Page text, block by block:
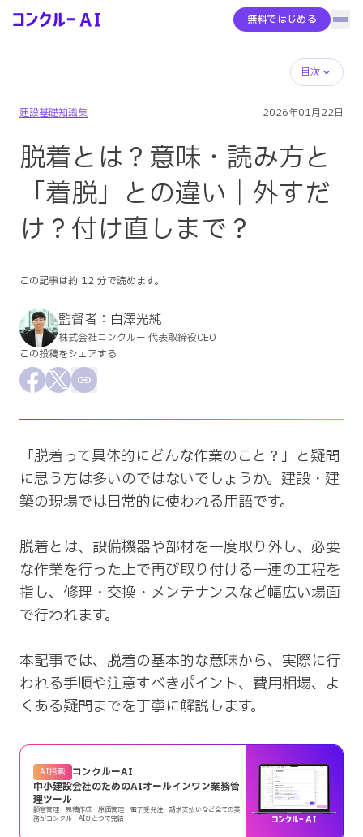
機能全体像
導入事例
コンクルーBase
会社概要
無料ではじめる ハン
目次
建設基礎知識集 2026年01月22日
脱着とは？意味・読み方と
「着脱」との違い｜外すだ
け？付け直しまで？
この記事は約 12 分で読めます。
監督者： 白澤光純
株式会社コンクルー 代表取締役CEO
この投稿をシェアする
「脱着って具体的にどんな作業のこと？」と疑問
に思う方は多いのではないでしょうか。建設・建
築の現場では日常的に使われる用語です。
脱着とは、設備機器や部材を一度取り外し、必要
な作業を行った上で再び取り付ける一連の工程を
指し、修理・交換・メンテナンスなど幅広い場面
で行われます。
本記事では、脱着の基本的な意味から、実際に行
われる手順や注意すべきポイント、費用相場、よ
くある疑問までを丁寧に解説します。
AI搭載
コンクルーAI
中小建設会社のためのAIオールインワン業務管
理ツール
顧客管理・見積作成・原価管理・電子受発注・請求支払いなど全ての業
務がコンクルーAIひとつで完結